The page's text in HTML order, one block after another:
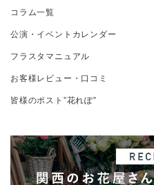
コラム一覧
公演・イベントカレンダー
フラスタマニュアル
お客様レビュー・口コミ
皆様のポスト”花れぽ”